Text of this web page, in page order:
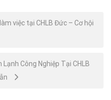
việc tại CHLB Đức – Cơ hội
Công Nghiệp Tại CHLB